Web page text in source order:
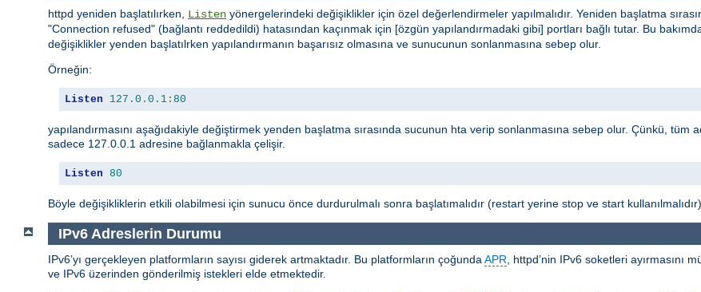
httpd yeniden başlatılırken, Listen yönergelerindeki değişiklikler için özel değerlendirmeler yapılmalıdır. Yeniden başlatma
"Connection refused" (bağlantı reddedildi) hatasından kaçınmak için [özgün yapılandırmadaki gibi] portları bağlı tutar. Bu
değişiklikler yenden başlatılrken yapılandırmanın başarısız olmasına ve sunucunun sonlanmasına sebep olur.
Örneğin:
Listen 127.0 . 0.1 : 80
yapılandırmasını aşağıdakiyle değiştirmek yenden başlatma sırasında sucunun hta verip sonlanmasına sebep olur. Çünkü,
sadece 127.0.0.1 adresine bağlanmakla çelişir.
Listen 80
Böyle değişikliklerin etkili olabilmesi için sunucu önce durdurulmalı sonra başlatımalıdır (restart yerine stop ve start kullanılmalıdır).
IPv6 Adreslerin Durumu
IPv6’yı gerçekleyen platformların sayısı giderek artmaktadır. Bu platformların çoğundaAPR, httpd’nin IPv6 soketleri ayırmasını
ve IPv6 üzerinden gönderilmiş istekleri elde etmektedir.